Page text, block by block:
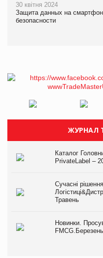
30 квітня 2024
Защита данных на
безопасности
ЖУРНАЛ
Каталог
PrivateLabel –
Сучасні
Травень
Новинки.